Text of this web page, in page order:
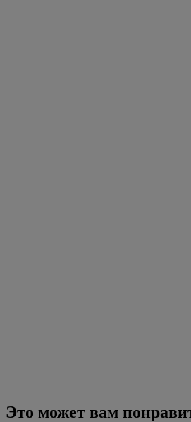
Это может вам